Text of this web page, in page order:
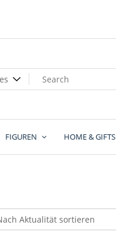
FIGUREN HOME & GIFTS